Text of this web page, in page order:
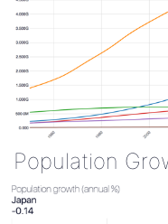
Population